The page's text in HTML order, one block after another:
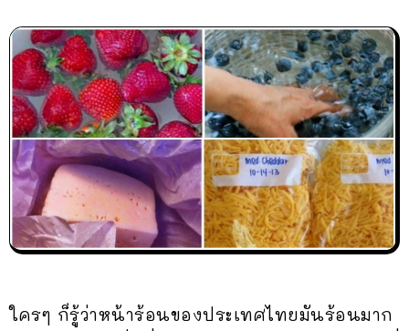
ใครๆ ก็รู้ว่าหน้าร้อนของประเทศไทยมันร้อนมาก